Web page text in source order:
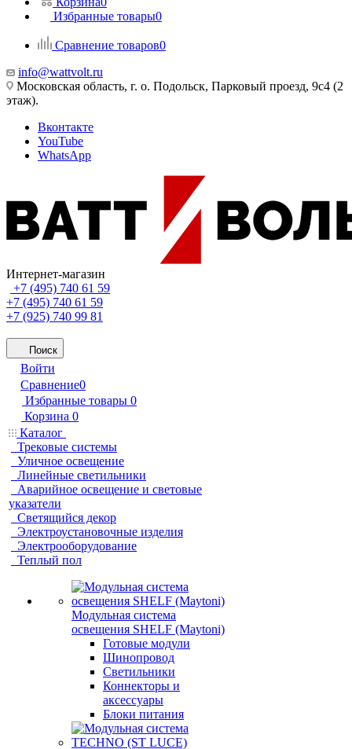
Избранные товары0
Сравнение товаров0
info@wattvolt.ru
Московская область, г. о. Подольск, Парковый проезд, 9с4 (2
этаж).
Вконтакте
YouTube
WhatsApp
Интернет-магазин
+7 (495) 740 61 59
+7 (495) 740 61 59
+7 (925) 740 99 81
Поиск
Войти
Сравнение0
Избранные товары 0
Корзина 0
Каталог
Трековые системы
Уличное освещение
Линейные светильники
Аварийное освещение и световые
указатели
Светящийся декор
Электроустановочные изделия
Электрооборудование
Теплый пол
Модульная система
освещения SHELF (Maytoni)
Готовые модули
Шинопровод
Светильники
Коннекторы и
аксессуары
Блоки питания